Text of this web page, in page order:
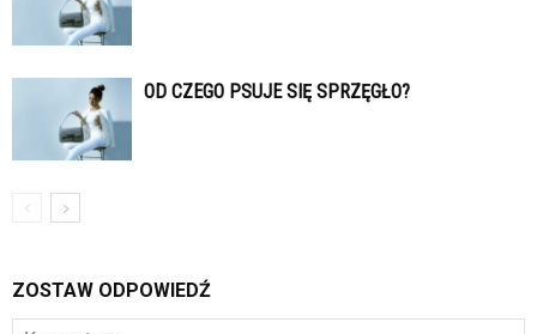
OD CZEGO PSUJE SIĘ SPRZĘGŁO?
ZOSTAW ODPOWIEDŹ